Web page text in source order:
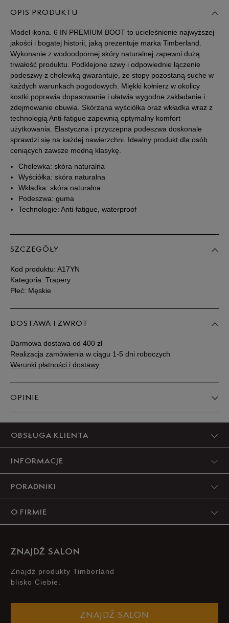
41 25,5 cm
41,5 26 cm Powiadom o dostępności
42 26,5 cm Powiadom o dostępności
43 27 cm Powiadom o dostępności
43,5 27,5 cm Powiadom o dostępności
44 28 cm
44,5 28,5 cm
45 29 cm
46 30 cm
OPIS PRODUKTU
Model ikona. 6 IN PREMIUM BOOT to ucieleśnienie najwyższej
jakości i bogatej historii, jaką prezentuje marka Timberland.
Wykonanie z wodoodpornej skóry naturalnej zapewni dużą
trwałość produktu. Podklejone szwy i odpowiednie łączenie
podeszwy z cholewką gwarantuje, że stopy pozostaną suche w
każdych warunkach pogodowych. Miękki kołnierz w okolicy
kostki poprawia dopasowanie i ułatwia wygodne zakładanie i
zdejmowanie obuwia. Skórzana wyściółka oraz wkładka wraz z
technologią Anti-fatigue zapewnią optymalny komfort
użytkowania. Elastyczna i przyczepna podeszwa doskonale
sprawdzi się na każdej nawierzchni. Idealny produkt dla osób
ceniących zawsze modną klasykę.
Cholewka: skóra naturalna
Wyściółka: skóra naturalna
Wkładka: skóra naturalna
Podeszwa: guma
Technologie: Anti-fatigue, waterproof
SZCZEGÓŁY
Kod produktu: A17YN
Kategoria: Trapery
Płeć: Męskie
DOSTAWA I ZWROT
Darmowa dostawa od 400 zł
Realizacja zamówienia w ciągu 1-5 dni roboczych
Warunki płatności i dostawy
OPINIE
OBSŁUGA KLIENTA
INFORMACJE
PORADNIKI
O FIRMIE
ZNAJDŹ SALON
Znajdż produkty Timberland
blisko Ciebie.
ZNAJDŹ SALON